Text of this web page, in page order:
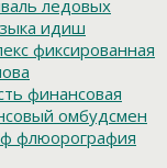
ледовых
идиш
фиксированная
финансовая
омбудсмен
флюорография